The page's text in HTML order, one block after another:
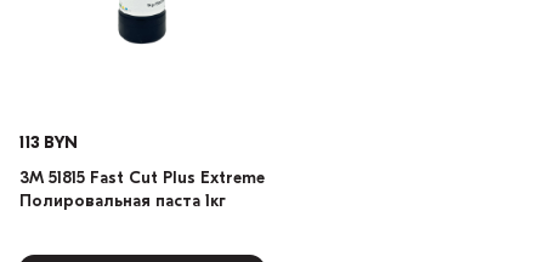
113 BYN
3М 51815 Fast Cut Plus Extreme
Полировальная паста 1кг